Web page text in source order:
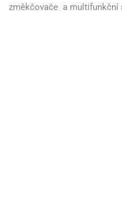
změkčovače a multifunkční